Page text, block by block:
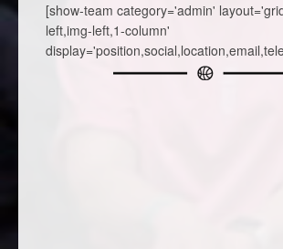
[show-team category='admin'
left,img-left,1-column'